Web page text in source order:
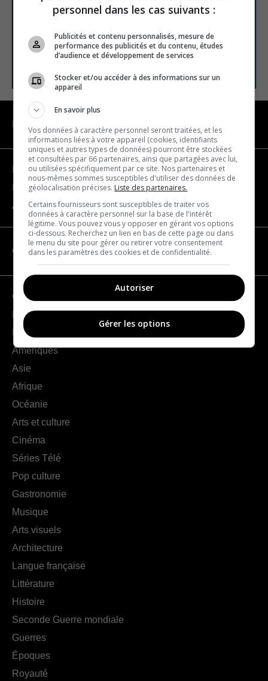
E-mail
S’INSCRIRE
Devenir partenaire
Nous joindre
À propos
CATÉGORIES
Géographie
France
Europe
Amériques
Asie
Afrique
Océanie
Arts et culture
Cinéma
Séries Télé
Pop culture
Gastronomie
Musique
Arts visuels
Architecture
Langue française
Littérature
Histoire
Seconde Guerre mondiale
Guerres
Époques
Royauté
personnel dans les cas suivants :
Publicités et contenu personnalisés, mesure de
performance des publicités et du contenu, études
d’audience et développement de services
Stocker et/ou accéder à des informations sur un
appareil
En savoir plus
Vos données à caractère personnel seront traitées, et les
informations liées à votre appareil (cookies, identifiants
uniques et autres types de données) pourront être stockées
et consultées par 66 partenaires, ainsi que partagées avec lui,
ou utilisées spécifiquement par ce site. Nos partenaires et
nous-mêmes sommes susceptibles d'utiliser des données de
géolocalisation précises. Liste des partenaires.
Certains fournisseurs sont susceptibles de traiter vos
données à caractère personnel sur la base de l'intérêt
légitime. Vous pouvez vous y opposer en gérant vos options
ci-dessous. Recherchez un lien en bas de cette page ou dans
le menu du site pour gérer ou retirer votre consentement
dans les paramètres des cookies et de confidentialité.
Autoriser
Gérer les options